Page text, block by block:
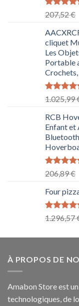
Note5.00
sur 5
207,52€
cliquet
Les
Portable
Note 5.00
1.025,99
RCB
Enfant et
Note5.00
sur 5
206,89€
Four
Note 5.00
1.296,57
À PROPOS DE
Amabon Store est
technologiques, de